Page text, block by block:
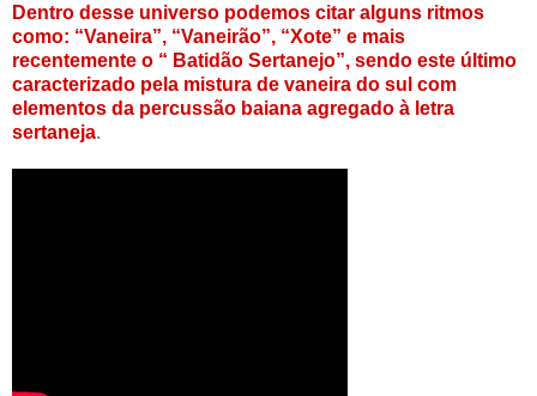
Dentro desse universo podemos citar alguns ritmos
como: “Vaneira”, “Vaneirão”, “Xote” e mais
recentemente o “ Batidão Sertanejo”, sendo este último
caracterizado pela mistura de vaneira do sul com
elementos da percussão baiana agregado à letra
sertaneja.